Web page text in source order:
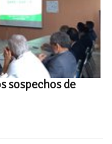
sospechos de